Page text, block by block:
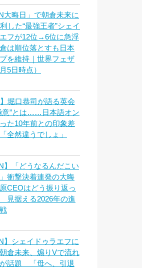
大晦日」で朝倉未来に
した“最強王者”シェイ
エフが12位→6位に急浮
は順位落とすも日本
を維持｜世界フェザ
5日時点）
】堀口恭司が語る英会
意”とは……日本語オン
た10年前との印象差
全然違うでしょ」
】「どうなるんだこい
衝撃決着連発の大晦
CEOはどう振り返っ
見据える2026年の進
】シェイドゥラエフに
倉未来、煽りVで流れ
話題 「母へ、引退